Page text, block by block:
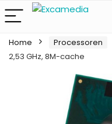
Home Processoren
2,53 GHz, 8M-cache